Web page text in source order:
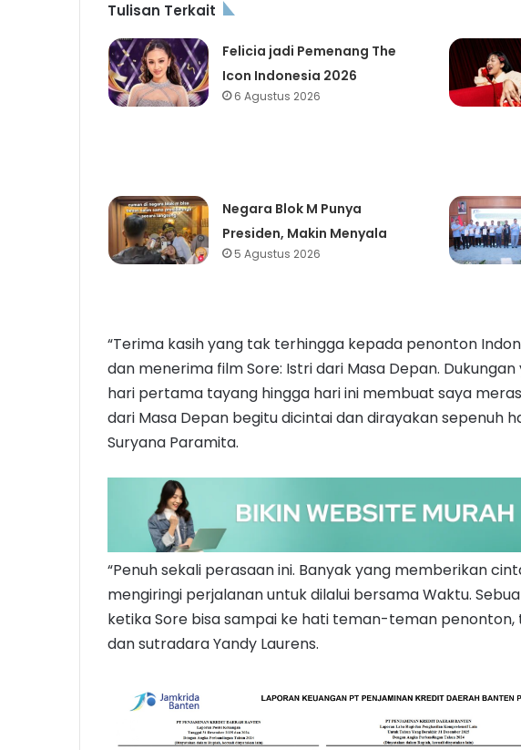
Tulisan Terkait
Felicia jadi Pemenang The
Icon Indonesia 2026
6 Agustus 2026
Negara Blok M Punya
Presiden, Makin Menyala
5 Agustus 2026
“Terima kasih yang tak terhingga kepada penonton
dan menerima film Sore: Istri dari Masa Depan.
hari pertama tayang hingga hari ini membuat saya
dari Masa Depan begitu dicintai dan dirayakan sepenuh
Suryana Paramita.
“Penuh sekali perasaan ini. Banyak yang memberikan
mengiringi perjalanan untuk dilalui bersama Waktu.
ketika Sore bisa sampai ke hati teman-teman penonton,
dan sutradara Yandy Laurens.